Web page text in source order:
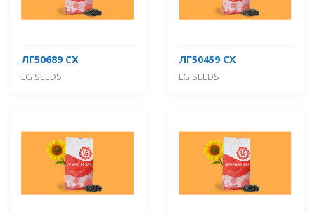
ЛГ50689 СХ
LG SEEDS
ЛГ50459 СХ
LG SEEDS